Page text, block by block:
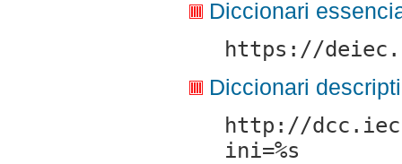
Diccionari
https://
Diccionari
http://
ini=%s